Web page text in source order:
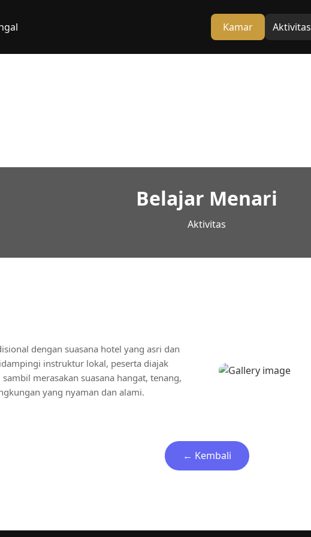
Kamar Aktivitas
Belajar Menari
Aktivitas
dengan suasana hotel yang asri dan
instruktur lokal, peserta diajak
merasakan suasana hangat, tenang,
yang nyaman dan alami.
← Kembali